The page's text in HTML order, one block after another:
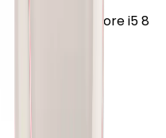
2020) 1.1 GHz Core i5 8